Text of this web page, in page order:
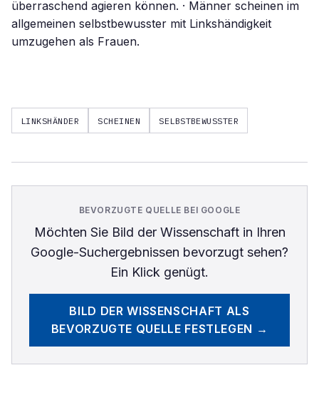
überraschend agieren können. · Männer scheinen im
allgemeinen selbstbewusster mit Linkshändigkeit
umzugehen als Frauen.
LINKSHÄNDER SCHEINEN SELBSTBEWUSSTER
BEVORZUGTE QUELLE BEI GOOGLE
Möchten Sie Bild der Wissenschaftin Ihren
Google-Suchergebnissen bevorzugt sehen?
Ein Klick genügt.
BILD DER WISSENSCHAFT ALS
BEVORZUGTE QUELLE FESTLEGEN →